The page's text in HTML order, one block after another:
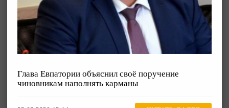
Глава Евпатории объяснил своё поручение
чиновникам наполнять карманы